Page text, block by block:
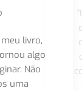
livro,
algo
Não
uma